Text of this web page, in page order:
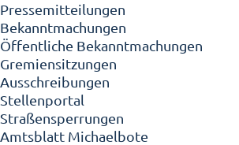
Pressemitteilungen
Bekanntmachungen
Öffentliche Bekanntmachungen
Gremiensitzungen
Ausschreibungen
Stellenportal
Straßensperrungen
Amtsblatt Michaelbote